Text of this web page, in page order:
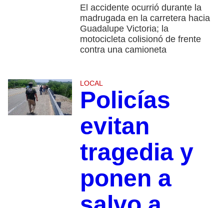
El accidente ocurrió durante la
madrugada en la carretera hacia
Guadalupe Victoria; la
motocicleta colisionó de frente
contra una camioneta
LOCAL
Policías
evitan
tragedia y
ponen a